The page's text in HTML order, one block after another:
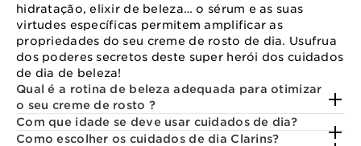
hidratação, elixir de beleza… o sérum e as suas
virtudes específicas permitem amplificar as
propriedades do seu creme de rosto de dia. Usufrua
dos poderes secretos deste super herói dos cuidados
de dia de beleza!
Qual é a rotina de beleza adequada para otimizar
o seu creme de rosto ?
Com que idade se deve usar cuidados de dia?
Como escolher os cuidados de dia Clarins?